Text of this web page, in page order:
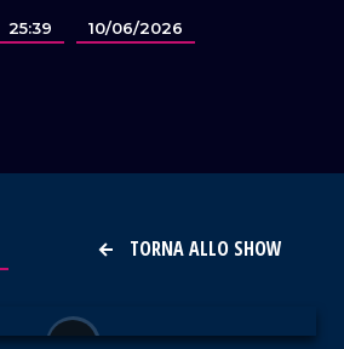
25:39 10/06/2026
TORNA ALLO SHOW